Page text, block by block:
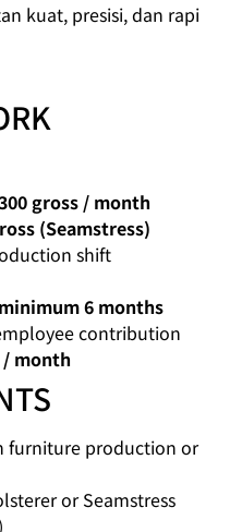
kuat, presisi, dan rapi
gross / month
(Seamstress)
shift
minimum 6 months
contribution
/ month
furniture production or
or Seamstress